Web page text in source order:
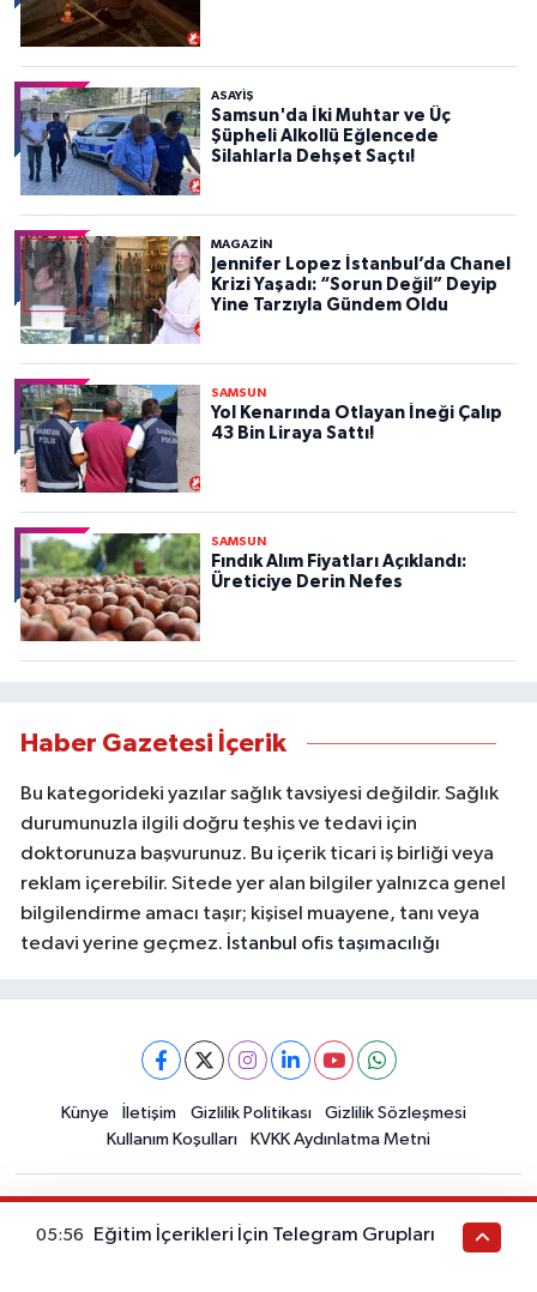
ASAYIŞ
Samsun'da İki Muhtar ve Üç
Şüpheli Alkollü Eğlencede
Silahlarla Dehşet Saçtı!
MAGAZİN
Jennifer Lopez İstanbul’da Chanel
Krizi Yaşadı: “Sorun Değil” Deyip
Yine Tarzıyla Gündem Oldu
SAMSUN
Yol Kenarında Otlayan İneği Çalıp
43 Bin Liraya Sattı!
SAMSUN
Fındık Alım Fiyatları Açıklandı:
Üreticiye Derin Nefes
Haber Gazetesi İçerik
Bu kategorideki yazılar sağlık tavsiyesi değildir. Sağlık
durumunuzla ilgili doğru teşhis ve tedavi için
doktorunuza başvurunuz. Bu içerik ticari iş birliği veya
reklam içerebilir. Sitede yer alan bilgiler yalnızca genel
bilgilendirme amacı taşır; kişisel muayene, tanı veya
tedavi yerine geçmez. İstanbul ofis taşımacılığı
Künye İletişim Gizlilik Politikası
Gizlilik Sözleşmesi
Kullanım Koşulları
KVKK Aydınlatma Metni
05:56 Eğitim İçerikleri İçin Telegram Grupları